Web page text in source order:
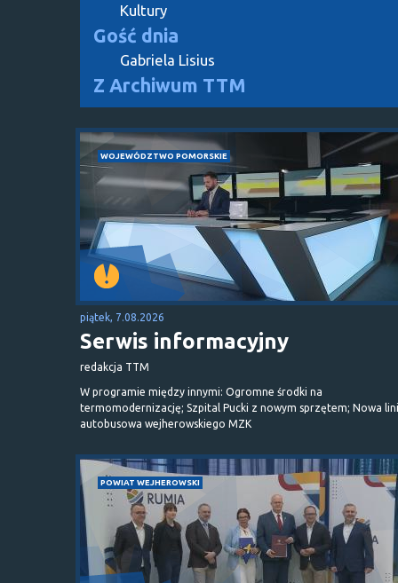
Kultury
Gość dnia
Gabriela Lisius
Z Archiwum TTM
WOJEWÓDZTWO POMORSKIE
piątek, 7.08.2026
Serwis informacyjny
redakcja TTM
W programie między innymi: Ogromne środki na
termomodernizację; Szpital Pucki z nowym sprzętem; Nowa
autobusowa wejherowskiego MZK
POWIAT WEJHEROWSKI